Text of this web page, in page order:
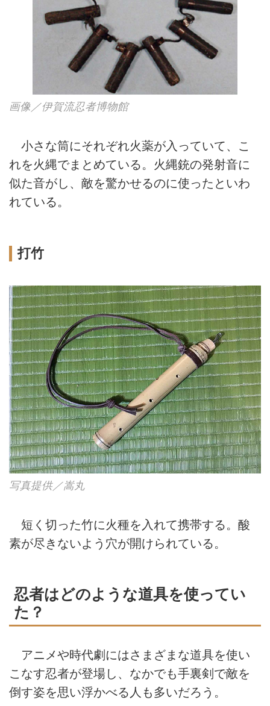
画像／伊賀流忍者博物館
小さな筒にそれぞれ火薬が入っていて、こ
れを火縄でまとめている。火縄銃の発射音に
似た音がし、敵を驚かせるのに使ったといわ
れている。
打竹
写真提供／嵩丸
短く切った竹に火種を入れて携帯する。酸
素が尽きないよう穴が開けられている。
忍者はどのような道具を使ってい
た？
アニメや時代劇にはさまざまな道具を使い
こなす忍者が登場し、なかでも手裏剣で敵を
倒す姿を思い浮かべる人も多いだろう。